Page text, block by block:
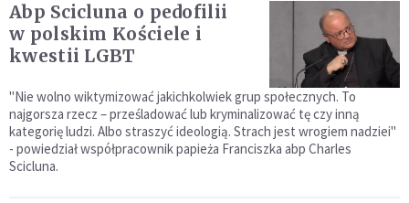
Abp Scicluna o pedofilii
w polskim Kościele i
kwestii LGBT
"Nie wolno wiktymizować jakichkolwiek grup społecznych. To
najgorsza rzecz – prześladować lub kryminalizować tę czy inną
kategorię ludzi. Albo straszyć ideologią. Strach jest wrogiem nadziei"
- powiedział współpracownik papieża Franciszka abp Charles
Scicluna.